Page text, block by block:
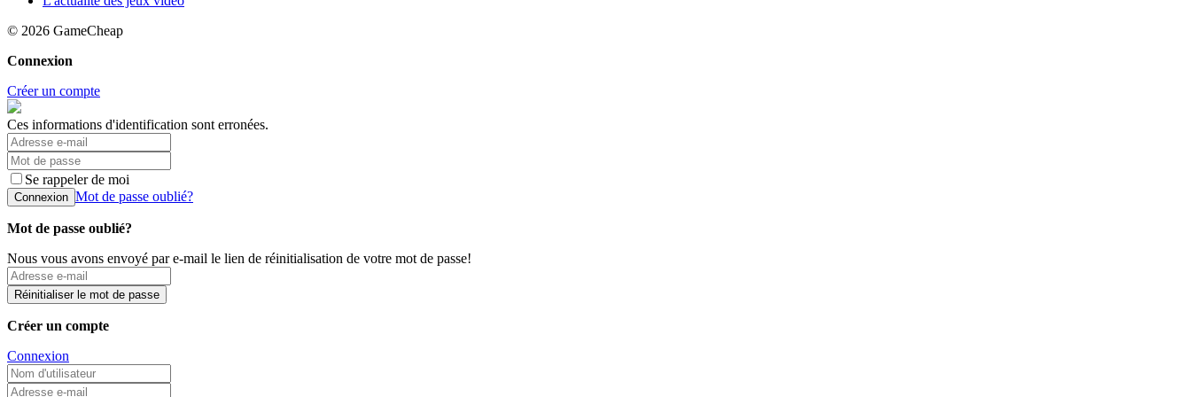
© 2026 GameCheap
Connexion
Créer un compte
Ces informations d'identification sont erronées.
Se rappeler de moi
Connexion Mot de passe oublié?
Mot de passe oublié?
Nous vous avons envoyé par e-mail le lien de réinitialisation de votre mot de passe!
Réinitialiser le mot de passe
Créer un compte
Connexion